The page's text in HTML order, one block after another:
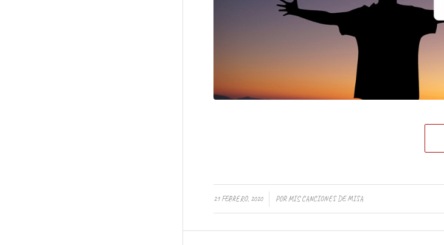
21 FEBRERO, 2020 PORMIS CANCIONES DE MISA